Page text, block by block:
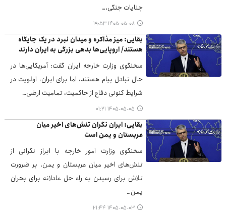
جنایات جنگی،…
۱۴۰۵-۰۵-۰۸ ۱۹:۵۳
بقایی: میز مذاکره و میدان نبرد در یک جایگاه
هستند/ اروپایی‌ها بدهی بزرگی به ایران دارند
سخنگوی وزارت خارجه ایران گفت: آمریکایی‌ها در
حال تبادل پیام هستند، اما برای ایران، اولویت در
شرایط کنونی دفاع از حاکمیت، تمامیت ارضی…
۱۴۰۵-۰۵-۰۵ ۰۱:۲۱
بقایی: ایران نگران تنش‌های اخیر میان
عربستان و یمن است
سخنگوی وزارت امور خارجه با ابراز نگرانی از
تنش‌های اخیر میان عربستان و یمن، بر ضرورت
تلاش برای رسیدن به راه حل عادلانه برای بحران
یمن…
۱۴۰۵-۰۵-۰۳ ۲۱:۴۴